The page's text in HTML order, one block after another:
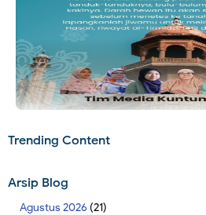
Trending Content
Arsip Blog
Agustus 2026 (21)